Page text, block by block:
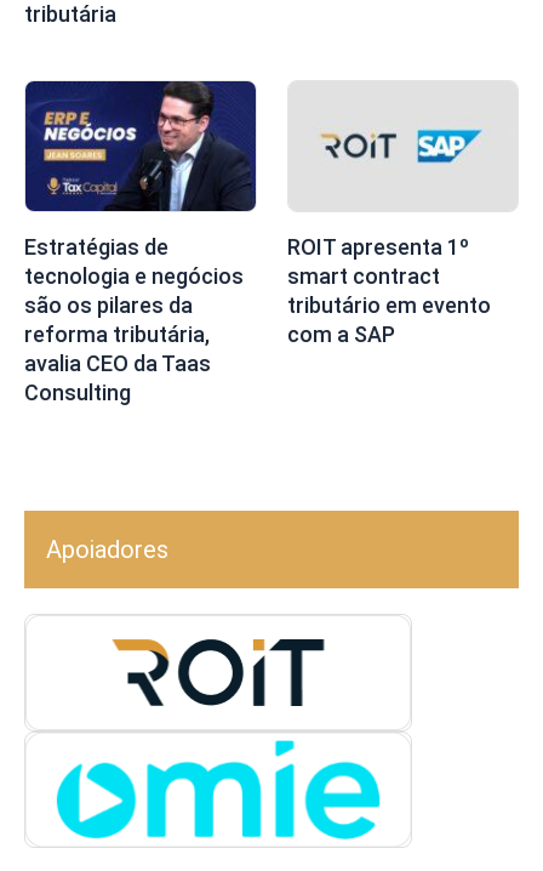
tributária
Estratégias de
tecnologia e negócios
são os pilares da
reforma tributária,
avalia CEO da Taas
Consulting
ROIT apresenta 1º
smart contract
tributário em evento
com a SAP
Apoiadores